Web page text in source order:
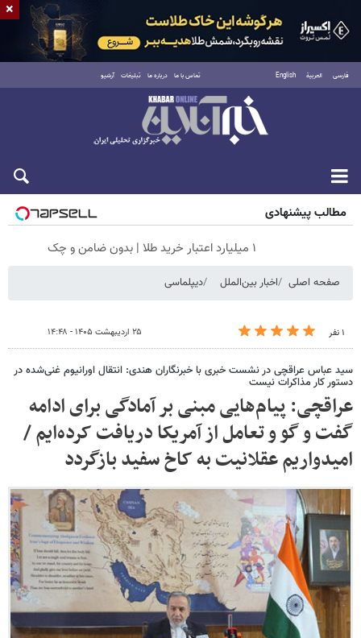
فارسی العربية English تماس با ما درباره ما تبلیغات آرشیو
شنبه ۱۷ مرداد ۱۴۰۵
مطالب پیشنهادی
۱ میلیارد اعتبار خرید طلا | بدون ضامن و چک
صفحه اصلی اخبار بین‌الملل دیپلماسی
۱ نفر ۲۵ اردیبهشت ۱۴۰۵ - ۱۴:۴۸
سید عباس عراقچی در نشست خبری با خبرنگاران هندی: انتقال اورانیوم غنی‌شده در
دستور کار مذاکرات نیست
عراقچی: پیام‌هایی مبنی بر آمادگی برای ادامه
گفت و گو و تعامل از آمریکا دریافت کرده‌ایم /
امیدواریم عقلانیت به کاخ سفید بازگردد
×